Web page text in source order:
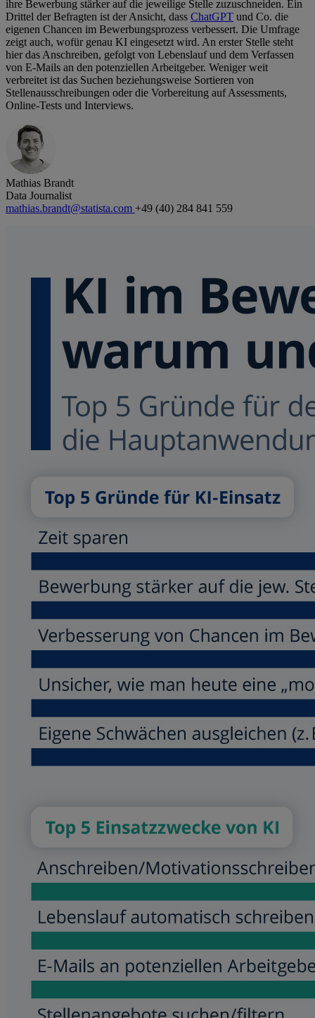
ihre Bewerbung stärker auf die jeweilige Stelle zuzuschneiden. Ein
Drittel der Befragten ist der Ansicht, dass ChatGPT und Co. die
eigenen Chancen im Bewerbungsprozess verbessert. Die Umfrage
zeigt auch, wofür genau KI eingesetzt wird. An erster Stelle steht
hier das Anschreiben, gefolgt von Lebenslauf und dem Verfassen
von E-Mails an den potenziellen Arbeitgeber. Weniger weit
verbreitet ist das Suchen beziehungsweise Sortieren von
Stellenausschreibungen oder die Vorbereitung auf Assessments,
Online-Tests und Interviews.
Mathias Brandt
Data Journalist
mathias.brandt@statista.com +49 (40) 284 841 559